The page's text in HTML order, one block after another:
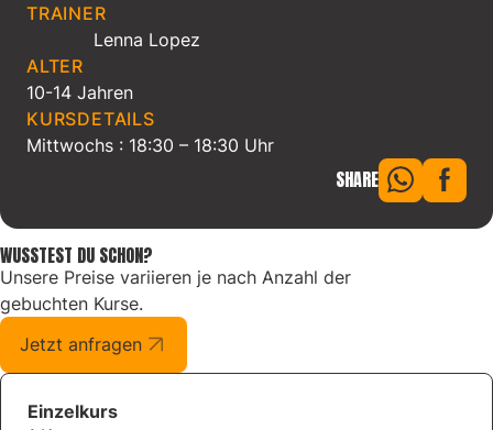
TRAINER
Lenna Lopez
ALTER
10-14 Jahren
KURSDETAILS
Mittwochs : 18:30 – 18:30 Uhr
SHARE
WUSSTEST DU SCHON?
Unsere Preise variieren je nach Anzahl der
gebuchten Kurse.
Jetzt anfragen
Einzelkurs